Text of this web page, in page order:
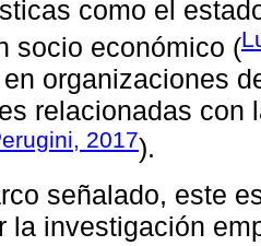
como el
socio económico (
organizaciones
relacionadas con
2017).
señalado, este
la investigación